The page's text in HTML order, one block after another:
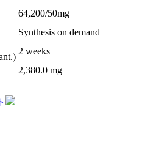
64,200/50mg
Synthesis on demand
2 weeks
2,380.0 mg